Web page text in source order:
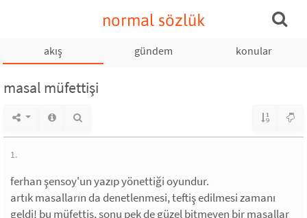
normal sözlük
akış gündem konular
masal müfettişi
1.
ferhan şensoy'un yazıp yönettiği oyundur.
artık masalların da denetlenmesi, teftiş edilmesi zamanı
geldi! bu müfettiş, sonu pek de güzel bitmeyen bir masallar